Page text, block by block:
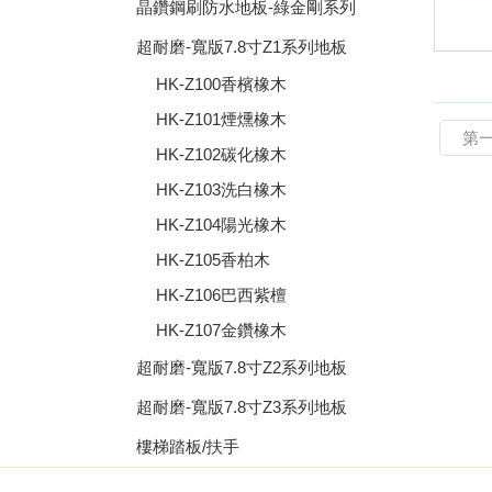
晶鑽鋼刷防水地板-綠金剛系列
超耐磨-寬版7.8寸Z1系列地板
HK-Z100香檳橡木
HK-Z101煙燻橡木
HK-Z102碳化橡木
HK-Z103洗白橡木
HK-Z104陽光橡木
HK-Z105香柏木
HK-Z106巴西紫檀
HK-Z107金鑽橡木
超耐磨-寬版7.8寸Z2系列地板
超耐磨-寬版7.8寸Z3系列地板
樓梯踏板/扶手
第